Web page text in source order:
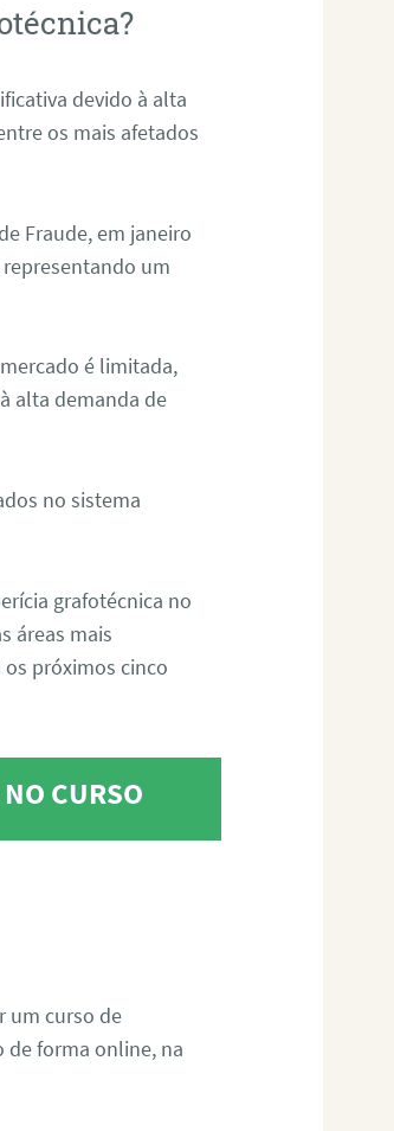
devido à alta
os mais afetados
Fraude, em janeiro
um
é limitada,
alta demanda de
no sistema
grafotécnica no
áreas mais
próximos cinco
CURSO
um curso de
de forma online, na